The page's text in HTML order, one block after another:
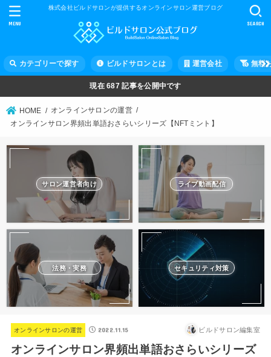
株式会社ビルドサロンが提供するオンラインサロン運営ブログ
カテゴリーで探す ビルドサロンとは 運営会社 無料
SEARCH
MENU
現在687 記事を公開中です
HOME
オンラインサロンの運営
オンラインサロン界頻出単語おさらいシリーズ【NFTミント】
サロン運営者向け ライブ動画配信
法務・実務 セキュリティ対策
オンラインサロンの運営 2022.11.15 ビルドサロン編集室
オンラインサロン界頻出単語おさらいシリーズ